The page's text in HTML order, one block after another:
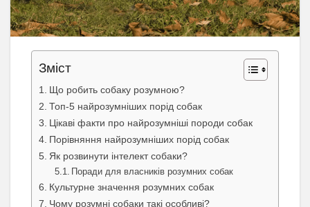
Зміст
Що робить собаку розумною?
Топ-5 найрозумніших порід собак
Цікаві факти про найрозумніші породи собак
Порівняння найрозумніших порід собак
Як розвинути інтелект собаки?
Поради для власників розумних собак
Культурне значення розумних собак
Чому розумні собаки такі особливі?